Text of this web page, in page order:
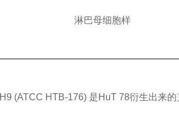
淋巴母细胞样
H9 (ATCC HTB-176) 是HuT 78衍生出来的